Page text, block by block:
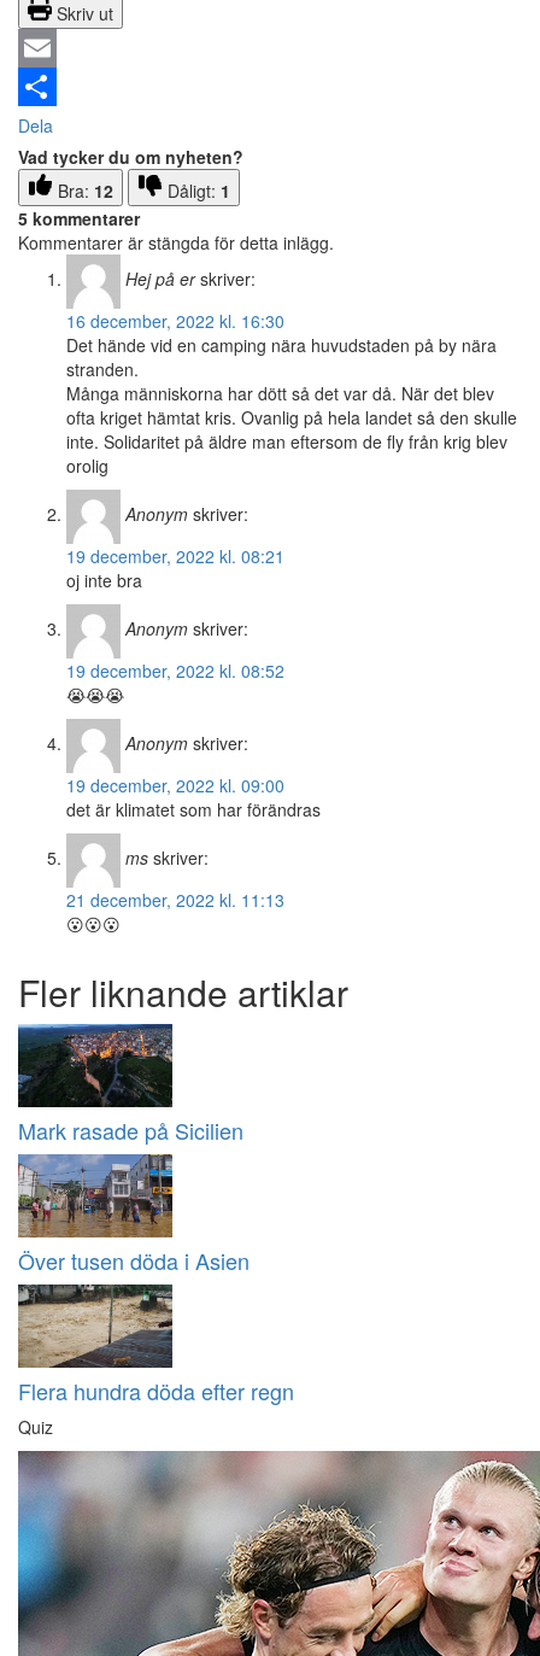
Skriv ut
Email
Dela
Vad tycker du om nyheten?
Bra: 12 Dåligt: 1
5 kommentarer
Kommentarer är stängda för detta inlägg.
Hej på er skriver:
16 december, 2022 kl. 16:30
Det hände vid en camping nära huvudstaden på by nära
stranden.
Många människorna har dött så det var då. När det blev
ofta kriget hämtat kris. Ovanlig på hela landet så den skulle
inte. Solidaritet på äldre man eftersom de fly från krig blev
orolig
Anonym skriver:
19 december, 2022 kl. 08:21
oj inte bra
Anonym skriver:
19 december, 2022 kl. 08:52
😭😭😭
Anonym skriver:
19 december, 2022 kl. 09:00
det är klimatet som har förändras
ms skriver:
21 december, 2022 kl. 11:13
😮😮😮
Fler liknande artiklar
Mark rasade på Sicilien
Över tusen döda i Asien
Flera hundra döda efter regn
Quiz